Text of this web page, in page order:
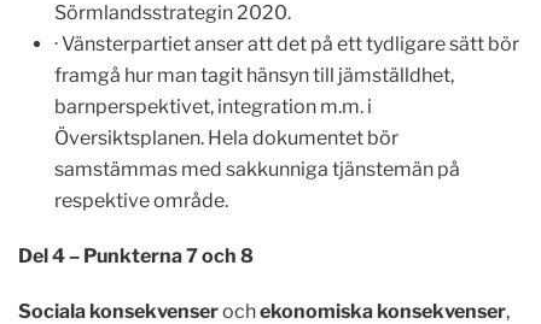
Sörmlandsstrategin 2020.
· Vänsterpartiet anser att det på ett tydligare sätt bör
framgå hur man tagit hänsyn till jämställdhet,
barnperspektivet, integration m.m. i
Översiktsplanen. Hela dokumentet bör
samstämmas med sakkunniga tjänstemän på
respektive område.
Del 4 – Punkterna 7 och 8
Sociala konsekvenserochekonomiska konsekvenser,